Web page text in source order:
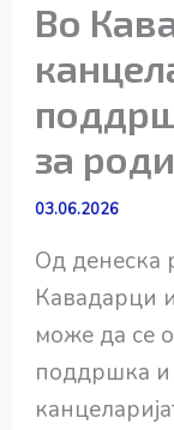
Во
за
03.06.2026
Од денеска
Кавадарци
може да се
поддршка и